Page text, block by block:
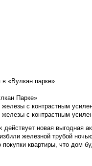
«Вулкан парке»
Парке»
с контрастным
с контрастным
новая выгодная
железной трубой
квартиры, что дом